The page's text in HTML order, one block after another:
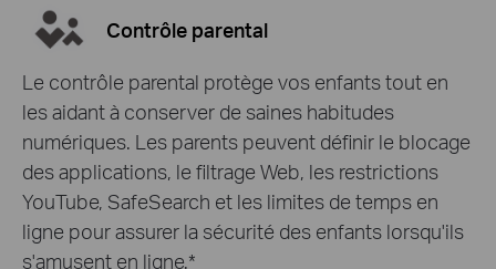
Contrôle parental
Le contrôle parental protège vos enfants tout en
les aidant à conserver de saines habitudes
numériques. Les parents peuvent définir le blocage
des applications, le filtrage Web, les restrictions
YouTube, SafeSearch et les limites de temps en
ligne pour assurer la sécurité des enfants lorsqu'ils
s'amusent en ligne.*